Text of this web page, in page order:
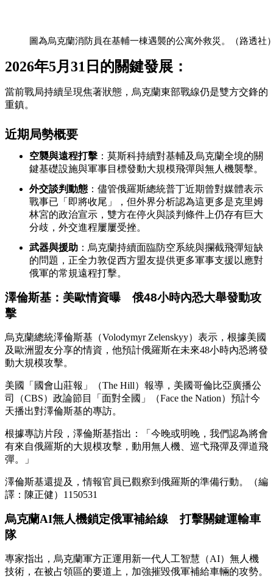
圖為烏克蘭消防員在基輔一棟遇襲的公寓外救災。（路透社
2026年5月31日 的關鍵發展：
當前戰局持續呈現焦著狀態，烏克蘭東部戰線仍是雙方交鋒的
重鎮。
近期局勢概要
空襲與遠程打擊 ：莫斯科持續對基輔及烏克蘭全境的關
鍵基礎設施與軍事目標發動大規模飛彈與無人機襲擊。
外交談判動態 ：儘管俄羅斯總統普丁近期曾對媒體表示
戰事已「即將收尾」，但外界分析認為這更多是克里姆
林宮的政治宣示，雙方在停火與談判條件上仍存有巨大
分歧，外交進程屢屢受挫。
武器與援助 ：烏克蘭持續面臨防空系統與攔截飛彈短缺
的問題，正全力敦促西方盟友提供更多軍事支援以應對
俄軍的常規遠程打擊。
澤倫斯基：美歐情資曝 俄48小時內恐大舉發動攻
擊
烏克蘭總統澤倫斯基（Volodymyr Zelenskyy）表示，根據美國
及歐洲盟友分享的情資，他預計俄羅斯在未來48小時內恐將發
動大規模攻擊。
美國「國會山莊報」（The Hill）報導，美國哥倫比亞廣播公
司（CBS）政論節目「面對全國」（Face the Nation）預計今
天播出對澤倫斯基的專訪。
根據專訪片段，澤倫斯基指出：「今晚或明晚，我們認為將會
有來自俄羅斯的大規模攻擊，動用無人機、巡弋飛彈及彈道飛
彈。」
澤倫斯基還提及，情報官員已觀察到俄羅斯的準備行動。（編
譯：陳正健）1150531
烏克蘭AI無人機鎖定俄軍補給線 打擊關鍵運輸車
隊
專家指出，烏克蘭軍方正運用新一代人工智慧（AI）無人機
技術，在被占領區的要道上，加強摧毀俄軍補給車輛的攻勢。